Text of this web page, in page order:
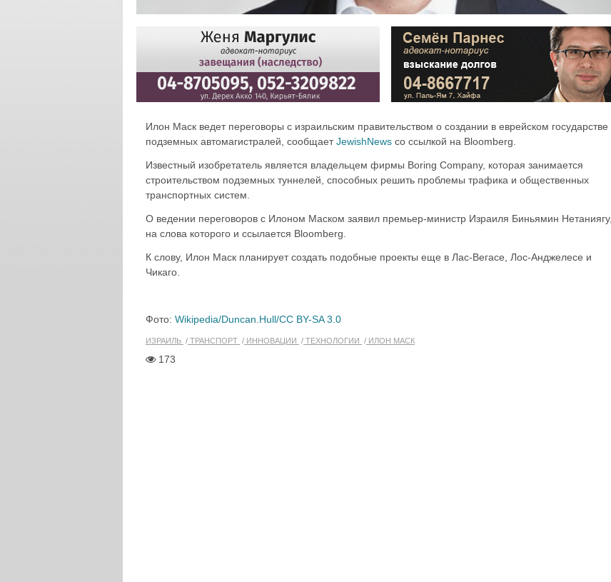
Илон Маск ведет переговоры с израильским правительством о создании в еврейском государстве
подземных автомагистралей, сообщаетJewishNews со ссылкой на Bloomberg.
Известный изобретатель является владельцем фирмы Boring Company, которая занимается
строительством подземных туннелей, способных решить проблемы трафика и общественных
транспортных систем.
О ведении переговоров с Илоном Маском заявил премьер-министр Израиля Биньямин Нетаниягу,
на слова которого и ссылается Bloomberg.
К слову, Илон Маск планирует создать подобные проекты еще в Лас-Вегасе, Лос-Анджелесе и
Чикаго.
Фото: Wikipedia/Duncan.Hull/CC BY-SA 3.0
ИЗРАИЛЬ ТРАНСПОРТ ИННОВАЦИИ ТЕХНОЛОГИИ ИЛОН МАСК
173